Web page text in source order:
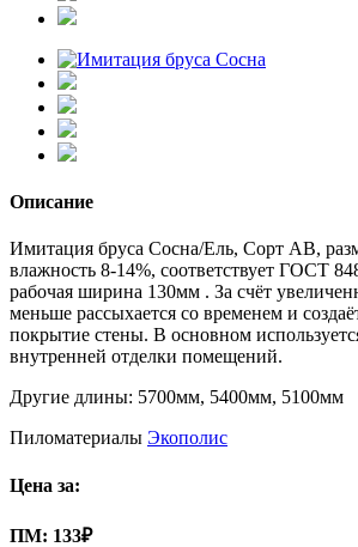
Описание
Имитация бруса Сосна/Ель, Сорт АВ,
влажность 8-14%, соответствует ГОСТ
рабочая ширина 130мм . За счёт
меньше рассыхается со временем и
покрытие стены. В основном
внутренней отделки помещений.
Другие длины: 5700мм, 5400мм, 5100мм
Пиломатериалы Экополис
Цена за:
ПМ: 133₽